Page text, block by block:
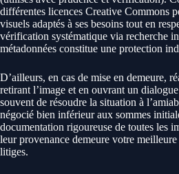
différentes licences Creative Commons
visuels adaptés à ses besoins tout en
vérification systématique via recherche
métadonnées constitue une protection
D’ailleurs, en cas de mise en demeure,
retirant l’image et en ouvrant un
souvent de résoudre la situation à
négocié bien inférieur aux sommes
documentation rigoureuse de toutes les
leur provenance demeure votre meilleure
litiges.